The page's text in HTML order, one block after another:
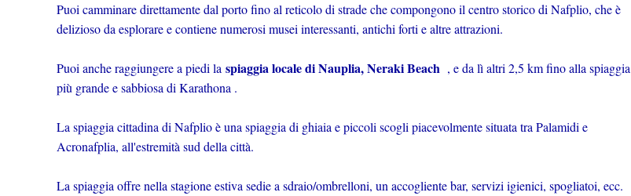
Puoi camminare direttamente dal porto fino al reticolo di strade che compongono il centro storico di Nafplio, che è
delizioso da esplorare e contiene numerosi musei interessanti, antichi forti e altre attrazioni.
Puoi anche raggiungere a piedi la spiaggia locale di Nauplia, Neraki Beach , e da lì altri 2,5 km fino alla spiaggia
più grande e sabbiosa di Karathona .
La spiaggia cittadina di Nafplio è una spiaggia di ghiaia e piccoli scogli piacevolmente situata tra Palamidi e
Acronafplia, all'estremità sud della città.
La spiaggia offre nella stagione estiva sedie a sdraio/ombrelloni, un accogliente bar, servizi igienici, spogliatoi, ecc.